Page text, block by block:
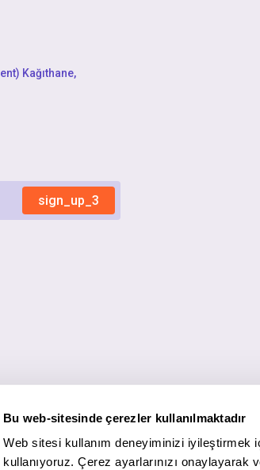
Bu web-sitesinde çerezler kullanılmaktadır
Web sitesi kullanım deneyiminizi
kullanıyoruz. Çerez ayarlarınızı
Kağıthane,
sign_up_3